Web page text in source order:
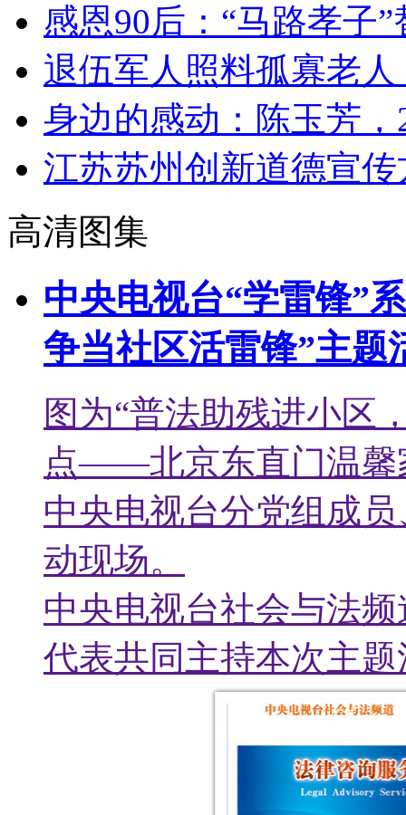
感恩90后：“马路孝子
退伍军人照料孤寡老
身边的感动：陈玉芳
江苏苏州创新道德宣
高清图集
中央电视台“学雷锋”
争当社区活雷锋”主题
图为“普法助残进小区
点——北京东直门温馨
中央电视台分党组成
动现场。
中央电视台社会与法
代表共同主持本次主
中央电视台机关党委
家园图书发放《法律